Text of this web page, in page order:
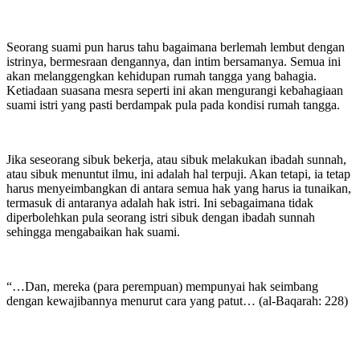
Seorang suami pun harus tahu bagaimana berlemah lembut dengan
istrinya, bermesraan dengannya, dan intim bersamanya. Semua ini
akan melanggengkan kehidupan rumah tangga yang bahagia.
Ketiadaan suasana mesra seperti ini akan mengurangi kebahagiaan
suami istri yang pasti berdampak pula pada kondisi rumah tangga.
Jika seseorang sibuk bekerja, atau sibuk melakukan ibadah sunnah,
atau sibuk menuntut ilmu, ini adalah hal terpuji. Akan tetapi, ia tetap
harus menyeimbangkan di antara semua hak yang harus ia tunaikan,
termasuk di antaranya adalah hak istri. Ini sebagaimana tidak
diperbolehkan pula seorang istri sibuk dengan ibadah sunnah
sehingga mengabaikan hak suami.
“…Dan, mereka (para perempuan) mempunyai hak seimbang
dengan kewajibannya menurut cara yang patut… (al-Baqarah: 228)